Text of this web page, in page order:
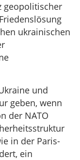
geopolitischer
ukrainischen
und
geben, wenn
der NATO
in der Paris-
ein